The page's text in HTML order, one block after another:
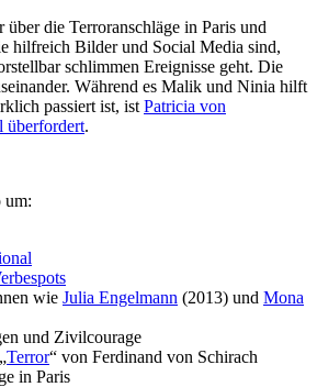
über die Terroranschläge in Paris und
hilfreich Bilder und Social Media sind,
schlimmen Ereignisse geht. Die
Während es Malik und Ninia hilft
passiert ist, ist Patricia von
überfordert.
um:
wie Julia Engelmann (2013) und Mona
und Zivilcourage
Terror“ von Ferdinand von Schirach
in Paris